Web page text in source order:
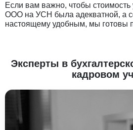
Если вам важно, чтобы стоимость
ООО на УСН была адекватной, а
настоящему удобным, мы готовы
Эксперты в
кадровом